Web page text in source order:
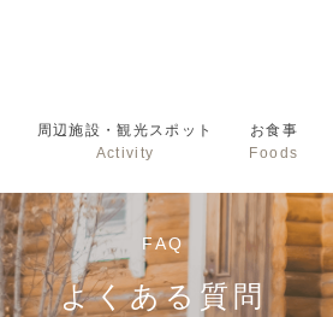
周辺施設・観光スポット
Activity
お食事
Foods
FAQ
よくある質問